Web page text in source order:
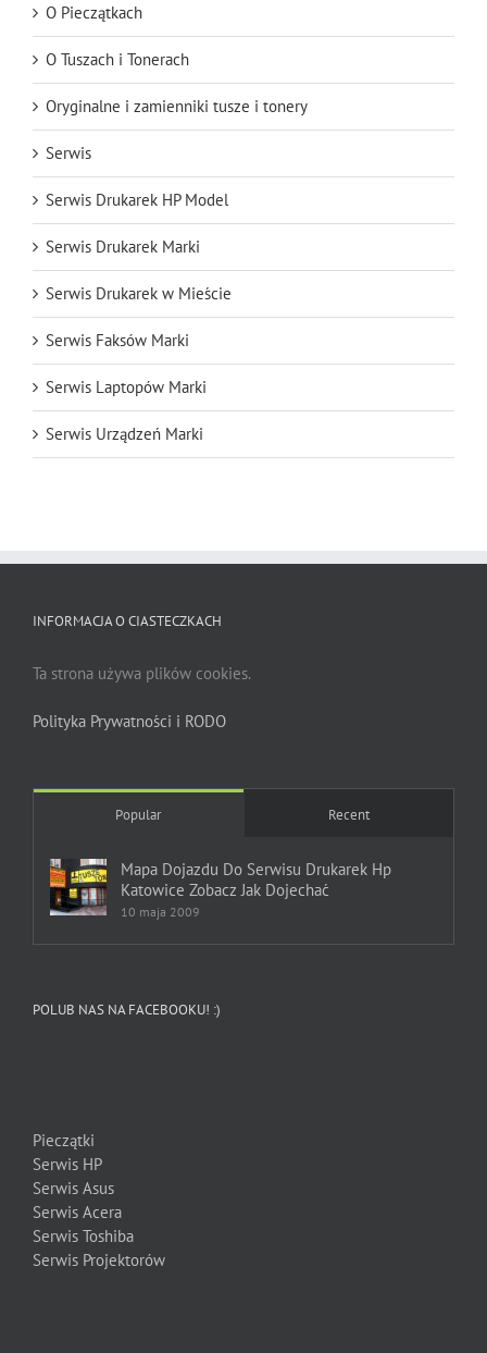
O Pieczątkach
O Tuszach i Tonerach
Oryginalne i zamienniki tusze i tonery
Serwis
Serwis Drukarek HP Model
Serwis Drukarek Marki
Serwis Drukarek w Mieście
Serwis Faksów Marki
Serwis Laptopów Marki
Serwis Urządzeń Marki
INFORMACJA O CIASTECZKACH
Ta strona używa plików cookies.
Polityka Prywatności i RODO
Popular Recent
Mapa Dojazdu Do Serwisu Drukarek Hp
Katowice Zobacz Jak Dojechać
10 maja 2009
POLUB NAS NA FACEBOOKU! :)
Pieczątki
Serwis HP
Serwis Asus
Serwis Acera
Serwis Toshiba
Serwis Projektorów